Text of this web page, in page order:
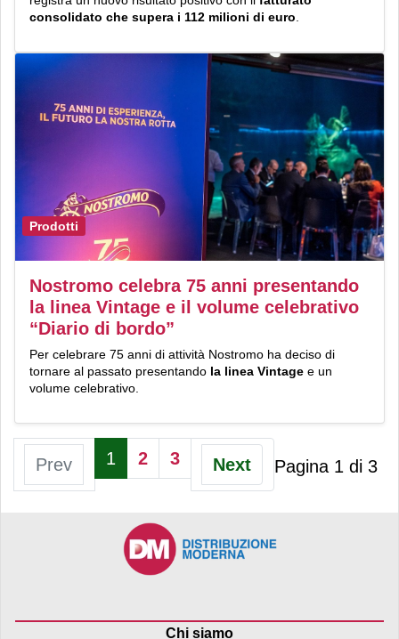
consolidato che supera i 112 milioni di euro.
Prodotti
Nostromo celebra 75 anni presentando
la linea Vintage e il volume celebrativo
“Diario di bordo”
Per celebrare 75 anni di attività Nostromo ha deciso di
tornare al passato presentando la linea Vintage e un
volume celebrativo.
Pagina 1 di 3
Prev 1 2 3 Next
Chi siamo